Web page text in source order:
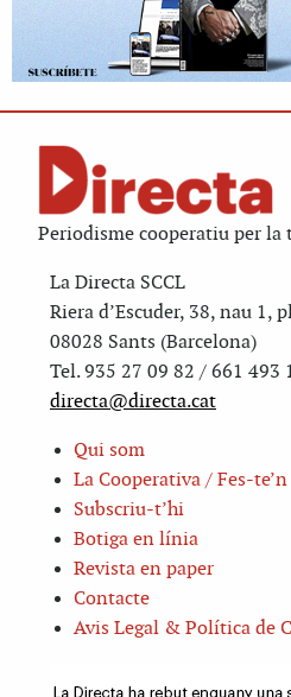
Periodisme cooperatiu per la
La Directa SCCL
Riera d’Escuder, 38, nau 1,
08028 Sants (Barcelona)
Tel. 935 27 09 82 / 661 493
directa@directa.cat
Qui som
La Cooperativa / Fes-
Subscriu-t’hi
Botiga en línia
Revista en paper
Contacte
Avis Legal & Política de